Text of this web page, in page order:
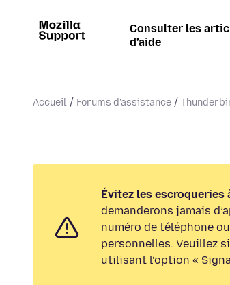
Consulter les
d’aide
Accueil Forums d’assistance
Évitez les escroqueries
demanderons jamais
numéro de téléphone
personnelles. Veuillez
utilisant l’option «